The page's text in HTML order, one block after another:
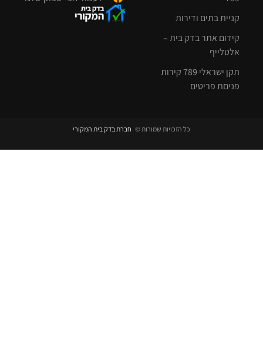
קניית בתים ודירות
קידום אתר בדק בית –
אלטלייף
תקן ישראלי 789 קירות
פניםת פריטים
כל הזכויות שמורות ©חברת בדק בית המקורי